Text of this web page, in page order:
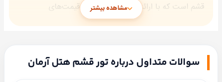
قشم است که با ارائه خدمات مناسب و قیمت‌های
اقتصادی، محبوبیت زیادی در میان مسافران دارد. این هتل
درگهانقرار دارد. با چشم‌انداز زیبای دریا و موقعیت مکانی
مشاهده بیشتر
سوالات متداول درباره تور قشم هتل آرمان